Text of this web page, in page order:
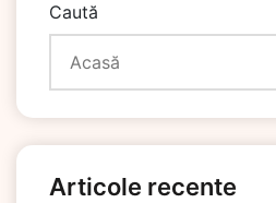
Caută
Articole recente